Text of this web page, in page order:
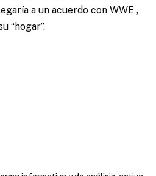
a un acuerdo con WWE ,
“hogar”.